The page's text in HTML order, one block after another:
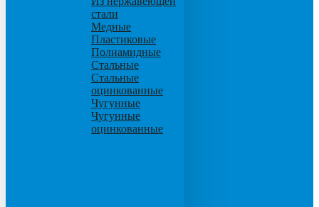
стали
Медные
Пластиковые
Полиамидные
Стальные
Стальные
оцинкованные
Чугунные
Чугунные
оцинкованные